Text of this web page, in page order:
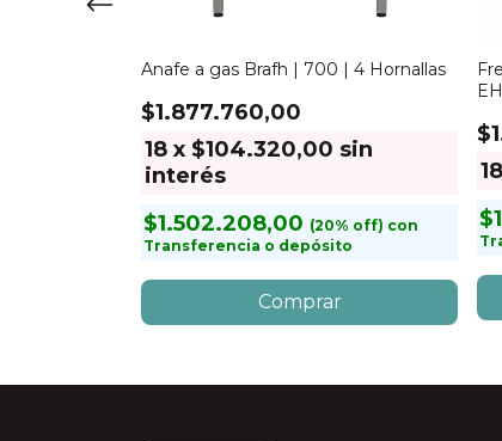
Anafe a gas Brafh | 700 | 4 Hornallas
$1.877.760,00
18 x $104.320,00 sin
interés
$1.502.208,00
con
Transferencia o depósito
18